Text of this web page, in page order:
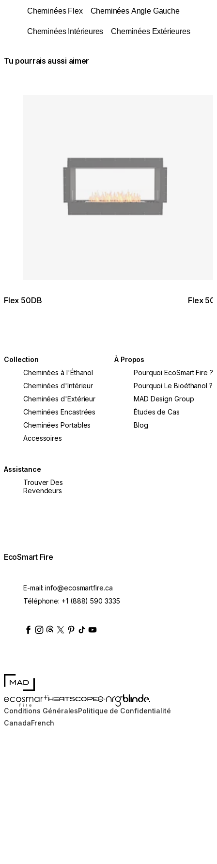
Cheminées Flex Cheminées Angle Gauche
Cheminées Intérieures Cheminées Extérieures
Tu pourrais aussi aimer
Flex 50DB Flex
Collection
Cheminées à l'Éthanol
Cheminées d'Intérieur
Cheminées d'Extérieur
Cheminées Encastrées
Cheminées Portables
Accessoires
À Propos
Pourquoi EcoSmart Fire ?
Pourquoi Le Bioéthanol ?
MAD Design Group
Études de Cas
Blog
Assistance
Trouver Des
Revendeurs
EcoSmart Fire
E-mail:info@ecosmartfire.ca
Téléphone: +1 (888) 590 3335
ecosmartfire
ecosmartfire
ecosmartfire
ecosmartfire
ecosmartfire
ecosmartfire
ecosmartfires
MAD Design
EcoSmart FireHEATSCOPE® Heaters
e-NRG Bioethanol
Blinde Design
Conditions GénéralesPolitique de Confidentialité
CanadaFrench